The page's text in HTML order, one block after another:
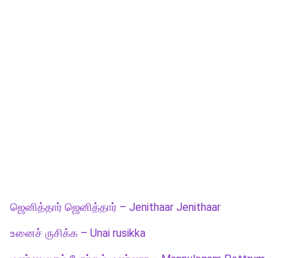
ஜெனித்தார் ஜெனித்தார் – Jenithaar Jenithaar
உனைச் ருசிக்க – Unai rusikka